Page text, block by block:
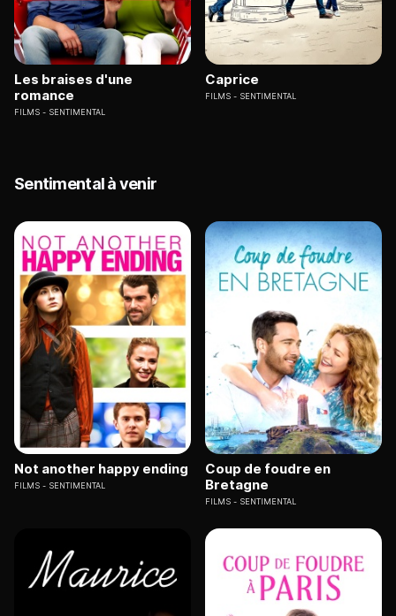
Les braises d'une
romance
FILMS SENTIMENTAL
Caprice
FILMS SENTIMENTAL
Sentimental à venir
Not another happy ending
FILMS SENTIMENTAL
Coup de foudre en
Bretagne
FILMS SENTIMENTAL